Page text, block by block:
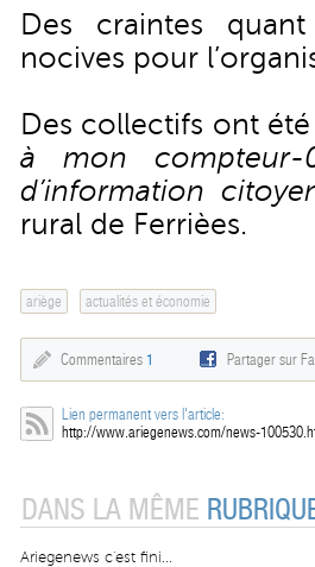
Des craintes
nocives pour
Des collectifs ont
à mon compteur-
d’information
rural de Ferrièes.
ariège actualités et économie
Commentaires 1 Partager sur
Lien permanent vers l'article:
http://www.ariegenews.com/news-
DANS LA MÊME
Ariegenews c'est fini...